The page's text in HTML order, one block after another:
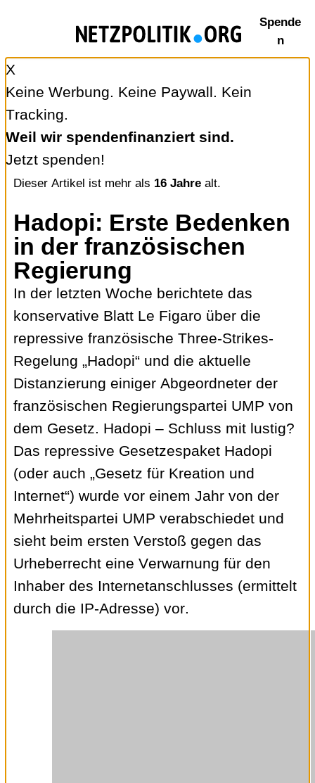
springen
Spende
n
X
Keine Werbung. Keine Paywall. Kein
Tracking.
Weil wir spendenfinanziert sind.
Jetzt spenden!
Dieser Artikel ist mehr als 16 Jahrealt.
Hadopi: Erste Bedenken
in der französischen
Regierung
In der letzten Woche berichtete das
konservative Blatt Le Figaro über die
repressive französische Three-Strikes-
Regelung „Hadopi“ und die aktuelle
Distanzierung einiger Abgeordneter der
französischen Regierungspartei UMP von
dem Gesetz. Hadopi – Schluss mit lustig?
Das repressive Gesetzespaket Hadopi
(oder auch „Gesetz für Kreation und
Internet“) wurde vor einem Jahr von der
Mehrheitspartei UMP verabschiedet und
sieht beim ersten Verstoß gegen das
Urheberrecht eine Verwarnung für den
Inhaber des Internetanschlusses (ermittelt
durch die IP-Adresse) vor.